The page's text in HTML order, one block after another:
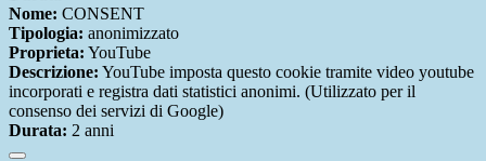
Nome: CONSENT
Tipologia: anonimizzato
Proprieta: YouTube
Descrizione: YouTube imposta questo cookie tramite video youtube
incorporati e registra dati statistici anonimi. (Utilizzato per il
consenso dei servizi di Google)
Durata: 2 anni